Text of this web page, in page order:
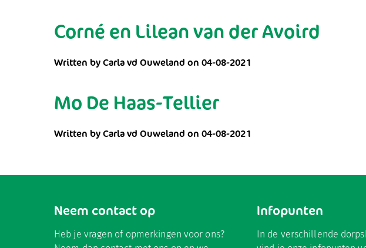
Corné en Lilean van der Avoird
Written by Carla vd Ouweland on 04-08-2021
Mo De Haas-Tellier
Written by Carla vd Ouweland on 04-08-2021
Neem contact op
Heb je vragen of opmerkingen voor ons?
Infopunten
In de verschillende